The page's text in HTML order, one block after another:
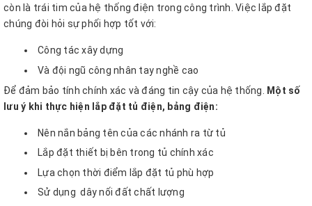
còn là trái tim của hệ thống điện trong công trình. Việc lắp đặt
chúng đòi hỏi sự phối hợp tốt với:
Công tác xây dựng
Và đội ngũ công nhân tay nghề cao
Để đảm bảo tính chính xác và đáng tin cậy của hệ thống. Một số
lưu ý khi thực hiện lắp đặt tủ điện, bảng điện:
Nên nắn bảng tên của các nhánh ra từ tủ
Lắp đặt thiết bị bên trong tủ chính xác
Lựa chọn thời điểm lắp đặt tủ phù hợp
Sử dụng dây nối đất chất lượng